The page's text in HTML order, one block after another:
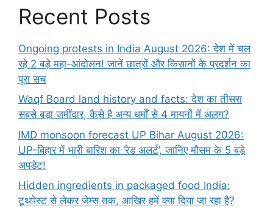
Recent Posts
Ongoing protests in India August 2026: देश में चल
रहे 2 बड़े महा-आंदोलन! जानें छात्रों और किसानों के प्रदर्शन का
पूरा सच
Waqf Board land history and facts: देश का तीसरा
सबसे बड़ा जमींदार, कैसे है अन्य धर्मों से 4 मायनों में अलग?
IMD monsoon forecast UP Bihar August 2026:
UP-बिहार में भारी बारिश का ‘रेड अलर्ट’, जानिए मौसम के 5 बड़े
अपडेट!
Hidden ingredients in packaged food India:
टूथपेस्ट से लेकर जेम्स तक, आखिर हमें क्या दिया जा रहा है?